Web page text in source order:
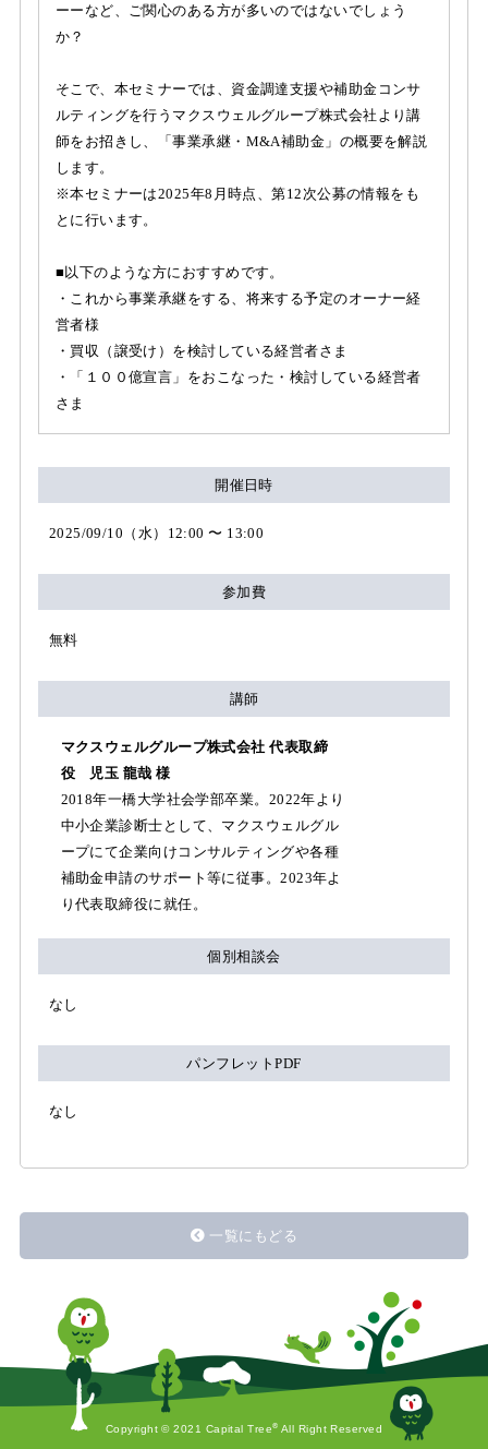
ーーなど、ご関心のある方が多いのではないでしょう
か？
そこで、本セミナーでは、資金調達支援や補助金コンサ
ルティングを行うマクスウェルグループ株式会社より講
師をお招きし、「事業承継・M&A補助金」の概要を解説
します。
※本セミナーは2025年8月時点、第12次公募の情報をも
とに行います。
■以下のような方におすすめです。
・これから事業承継をする、将来する予定のオーナー経
営者様
・買収（譲受け）を検討している経営者さま
・「１００億宣言」をおこなった・検討している経営者
さま
開催日時
2025/09/10（水）12:00 〜 13:00
参加費
無料
講師
マクスウェルグループ株式会社 代表取締
役 児玉 龍哉 様
2018年一橋大学社会学部卒業。2022年より
中小企業診断士として、マクスウェルグル
ープにて企業向けコンサルティングや各種
補助金申請のサポート等に従事。2023年よ
り代表取締役に就任。
個別相談会
なし
パンフレットPDF
なし
一覧にもどる
Copyright © 2021 Capital Tree® All Right Reserved